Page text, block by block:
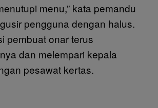
menu,” kata pemandu
pengguna dengan halus.
pembuat onar terus
dan melempari kepala
pesawat kertas.